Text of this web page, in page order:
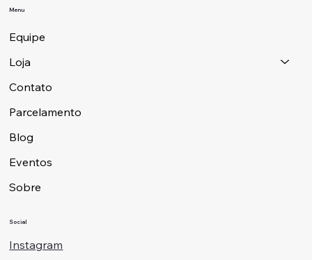
Menu
Equipe
Loja
Contato
Parcelamento
Blog
Eventos
Sobre
Social
Instagram